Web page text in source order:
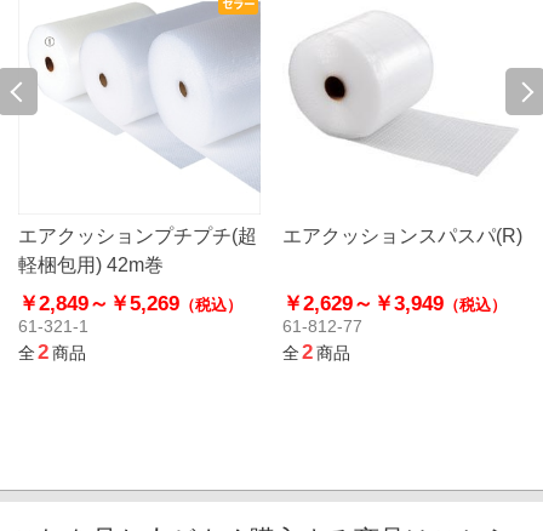
エアクッションプチプチ(超
軽梱包用) 42m巻
￥2,849～ ￥5,269 （税込）
61-321-1
全2商品
エアクッションスパスパ(R)
￥2,629～ ￥3,949 （税込）
61-812-77
全2商品